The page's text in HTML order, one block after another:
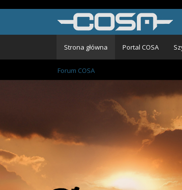
Strona główna Portal COSA
Forum COSA